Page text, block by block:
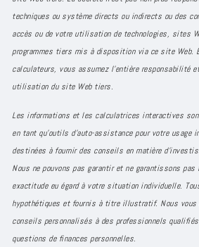
techniques ou système directs ou indirects ou des
accès ou de votre utilisation de technologies, sites
programmes tiers mis à disposition via ce site Web.
calculateurs, vous assumez l'entière responsabilité
utilisation du site Web tiers.
Les informations et les calculatrices interactives
en tant qu'outils d'auto-assistance pour votre usage
destinées à fournir des conseils en matière
Nous ne pouvons pas garantir et ne garantissons
exactitude eu égard à votre situation individuelle.
hypothétiques et fournis à titre illustratif. Nous vous
conseils personnalisés à des professionnels
questions de finances personnelles.